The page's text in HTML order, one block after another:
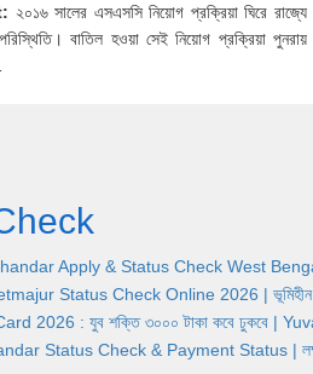
২০১৬ সালের এসএসসি নিয়োগ প্রক্রিয়া ঘিরে রাজ্যে
বাতিল হওয়া সেই নিয়োগ প্রক্রিয়া পুনরায়
Apply & Status Check West Bengal |
Status Check Online 2026 | ভূমিহীন
2026 : যুব শক্তি ৩০০০ টাকা কবে ঢুকবে |
Status Check & Payment Status | লক্ষ্মীর